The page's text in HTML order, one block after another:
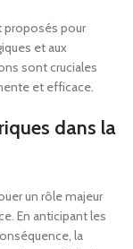
proposés pour
et aux
sont cruciales
et efficace.
dans la
un rôle majeur
En anticipant les
la